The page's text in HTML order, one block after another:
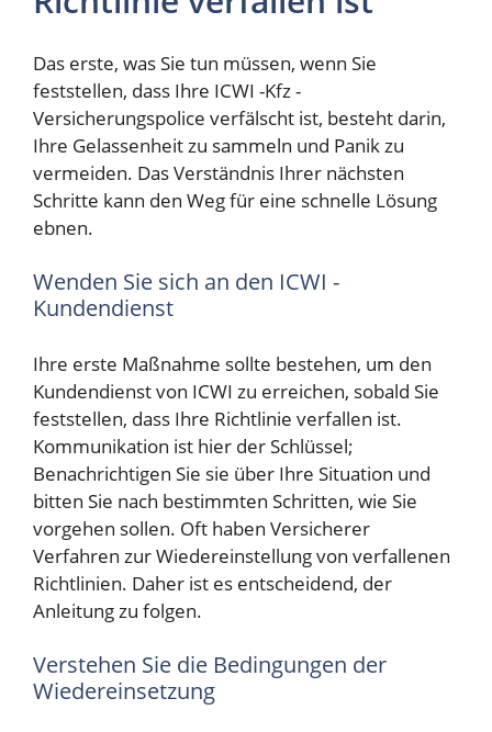
Das erste, was Sie tun müssen, wenn Sie
feststellen, dass Ihre ICWI -Kfz -
Versicherungspolice verfälscht ist, besteht darin,
Ihre Gelassenheit zu sammeln und Panik zu
vermeiden. Das Verständnis Ihrer nächsten
Schritte kann den Weg für eine schnelle Lösung
ebnen.
Wenden Sie sich an den ICWI -
Kundendienst
Ihre erste Maßnahme sollte bestehen, um den
Kundendienst von ICWI zu erreichen, sobald Sie
feststellen, dass Ihre Richtlinie verfallen ist.
Kommunikation ist hier der Schlüssel;
Benachrichtigen Sie sie über Ihre Situation und
bitten Sie nach bestimmten Schritten, wie Sie
vorgehen sollen. Oft haben Versicherer
Verfahren zur Wiedereinstellung von verfallenen
Richtlinien. Daher ist es entscheidend, der
Anleitung zu folgen.
Verstehen Sie die Bedingungen der
Wiedereinsetzung